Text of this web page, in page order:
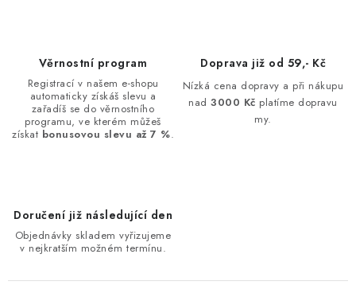
Věrnostní program
Registrací v našem e-shopu
automaticky získáš slevu a
zařadíš se do věrnostního
programu, ve kterém můžeš
získat bonusovou slevu až 7 %.
Doprava již od 59,- Kč
Nízká cena dopravy a při nákupu
nad3000 Kč platíme dopravu
my.
Doručení již následující den
Objednávky skladem vyřizujeme
v nejkratším možném termínu.